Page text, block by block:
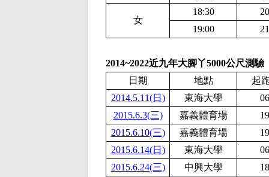
女
18:30
19:00
2014~2022近九年大腳丫5000公尺測驗
日期
地點
起
2014.5.11(日)
東海大學
2015.6.3(三)
嘉義體育場
2015.6.10(三)
嘉義體育場
2015.6.14(日)
東海大學
2015.6.24(三)
中興大學